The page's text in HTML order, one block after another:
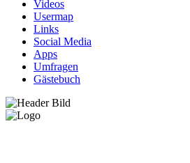
Videos
Usermap
Links
Social Media
Apps
Umfragen
Gästebuch